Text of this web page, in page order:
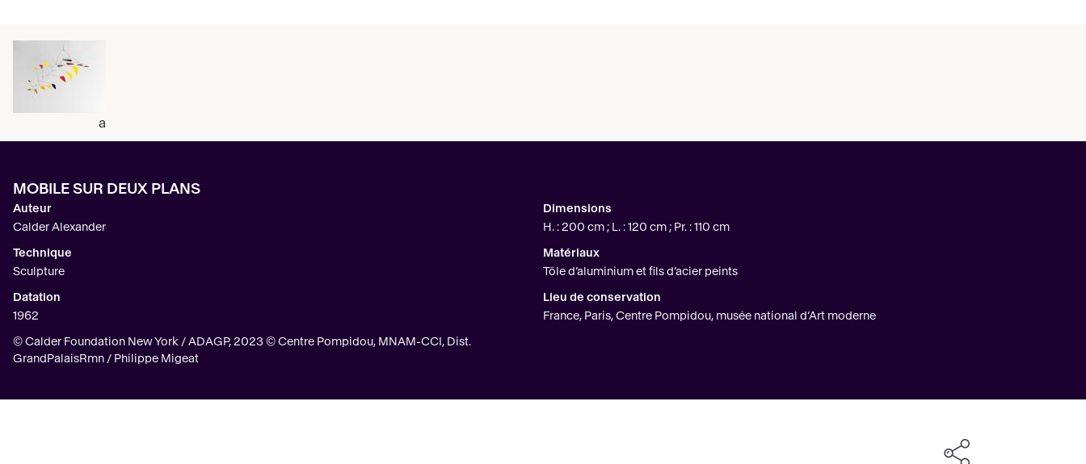
a
MOBILE SUR DEUX PLANS
Auteur
Calder Alexander
Dimensions
H. : 200 cm ; L. : 120 cm ; Pr. : 110 cm
Technique
Sculpture
Matériaux
Tôle d’aluminium et fils d’acier peints
Datation
1962
Lieu de conservation
France, Paris, Centre Pompidou, musée national d’Art moderne
© Calder Foundation New York / ADAGP, 2023 © Centre Pompidou, MNAM-CCI, Dist.
GrandPalaisRmn / Philippe Migeat